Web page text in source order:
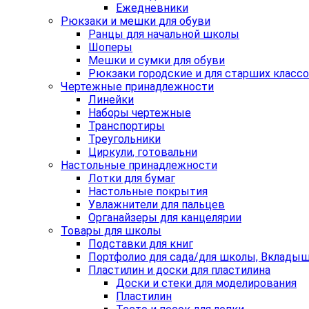
Ежедневники
Рюкзаки и мешки для обуви
Ранцы для начальной школы
Шоперы
Мешки и сумки для обуви
Рюкзаки городские и для старших
Чертежные принадлежности
Линейки
Наборы чертежные
Транспортиры
Треугольники
Циркули, готовальни
Настольные принадлежности
Лотки для бумаг
Настольные покрытия
Увлажнители для пальцев
Органайзеры для канцелярии
Товары для школы
Подставки для книг
Портфолио для сада/для школы,
Пластилин и доски для пластилина
Доски и стеки для моделирования
Пластилин